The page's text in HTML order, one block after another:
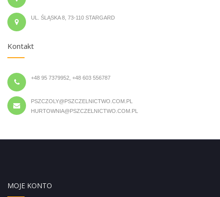
UL. ŚLĄSKA 8, 73-110 STARGARD
Kontakt
+48 95 7379952, +48 603 556787
PSZCZOLY@PSZCZELNICTWO.COM.PL
HURTOWNIA@PSZCZELNICTWO.COM.PL
MOJE KONTO